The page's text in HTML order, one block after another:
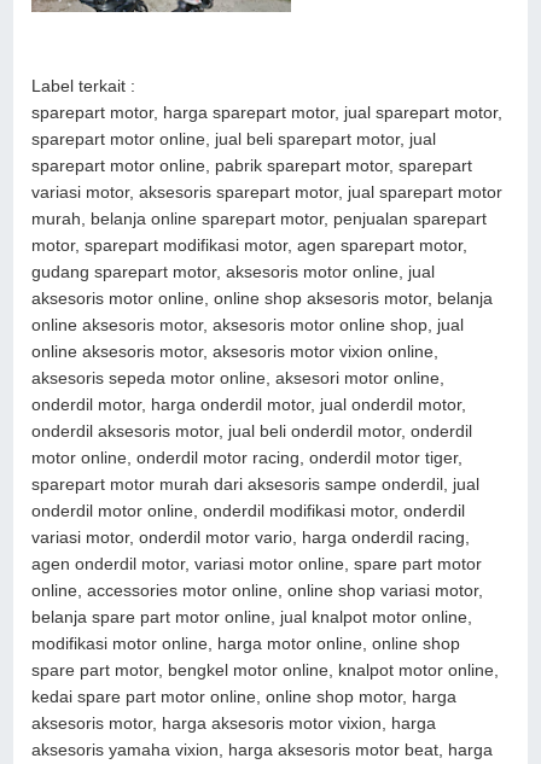
Label terkait :
sparepart motor, harga sparepart motor, jual sparepart motor,
sparepart motor online, jual beli sparepart motor, jual
sparepart motor online, pabrik sparepart motor, sparepart
variasi motor, aksesoris sparepart motor, jual sparepart motor
murah, belanja online sparepart motor, penjualan sparepart
motor, sparepart modifikasi motor, agen sparepart motor,
gudang sparepart motor, aksesoris motor online, jual
aksesoris motor online, online shop aksesoris motor, belanja
online aksesoris motor, aksesoris motor online shop, jual
online aksesoris motor, aksesoris motor vixion online,
aksesoris sepeda motor online, aksesori motor online,
onderdil motor, harga onderdil motor, jual onderdil motor,
onderdil aksesoris motor, jual beli onderdil motor, onderdil
motor online, onderdil motor racing, onderdil motor tiger,
sparepart motor murah dari aksesoris sampe onderdil, jual
onderdil motor online, onderdil modifikasi motor, onderdil
variasi motor, onderdil motor vario, harga onderdil racing,
agen onderdil motor, variasi motor online, spare part motor
online, accessories motor online, online shop variasi motor,
belanja spare part motor online, jual knalpot motor online,
modifikasi motor online, harga motor online, online shop
spare part motor, bengkel motor online, knalpot motor online,
kedai spare part motor online, online shop motor, harga
aksesoris motor, harga aksesoris motor vixion, harga
aksesoris yamaha vixion, harga aksesoris motor beat, harga